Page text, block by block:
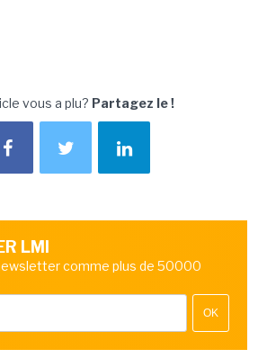
vous a plu? Partagez le !
LMI
comme plus de 50000
OK